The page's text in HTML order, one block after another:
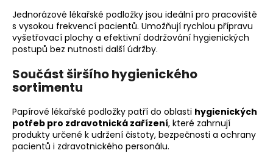
Jednorázové lékařské podložky jsou ideální pro pracoviště
s vysokou frekvencí pacientů. Umožňují rychlou přípravu
vyšetřovací plochy a efektivní dodržování hygienických
postupů bez nutnosti další údržby.
Součást širšího hygienického
sortimentu
Papírové lékařské podložky patří do oblasti hygienických
potřeb pro zdravotnická zařízení, které zahrnují
produkty určené k udržení čistoty, bezpečnosti a ochrany
pacientů i zdravotnického personálu.
D
o
p
o
r
u
č
u
j